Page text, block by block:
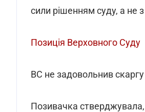
сили рішенням суду, а не
Позиція Верховного Суду
ВС не задовольнив скаргу
Позивачка